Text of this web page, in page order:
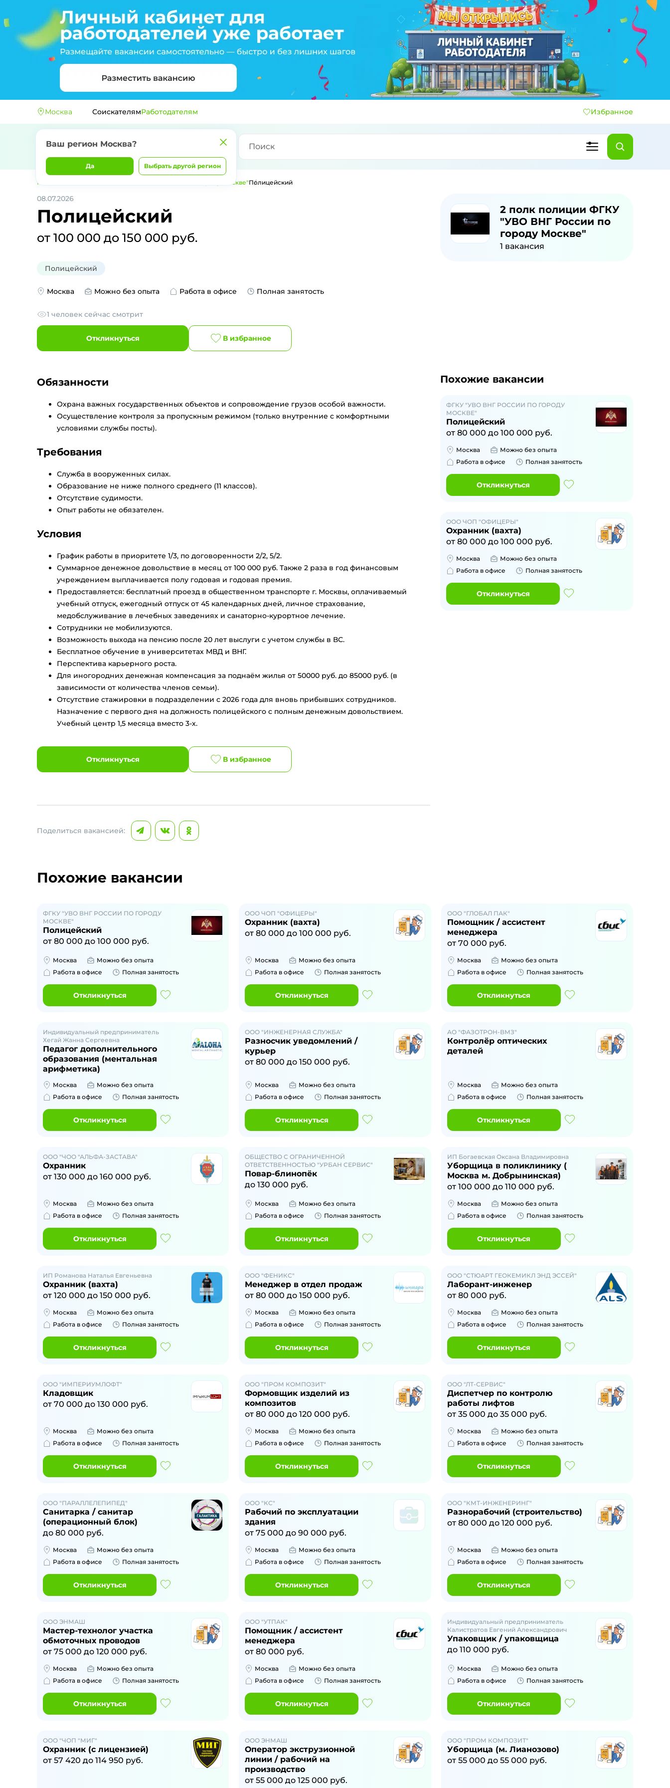
Москва
Ваш регион Москва?
Да Выбрать другой регион
СоискателямРаботодателям Избранное
Главная 2 полк полиции ФГКУ "УВО ВНГ России по городу Москве"Полицейский
08.07.2026
Полицейский
от 100 000 до 150 000 руб.
Полицейский
Москва Можно без опыта Работа в офисе Полная занятость
1 человек сейчас смотрит
Откликнуться В избранное
2 полк полиции ФГКУ
"УВО ВНГ России по
городу Москве"
1 вакансия
Обязанности
Охрана важных государственных объектов и сопровождение грузов особой важности.
Осуществление контроля за пропускным режимом (только внутренние с комфортными
условиями службы посты).
Требования
Служба в вооруженных силах.
Образование не ниже полного среднего (11 классов).
Отсутствие судимости.
Опыт работы не обязателен.
Условия
График работы в приоритете 1/3, по договоренности 2/2, 5/2.
Суммарное денежное довольствие в месяц от 100 000 руб. Также 2 раза в год финансовым
учреждением выплачивается полу годовая и годовая премия.
Предоставляется: бесплатный проезд в общественном транспорте г. Москвы, оплачиваемый
учебный отпуск, ежегодный отпуск от 45 календарных дней, личное страхование,
медобслуживание в лечебных заведениях и санаторно-курортное лечение.
Сотрудники не мобилизуются.
Возможность выхода на пенсию после 20 лет выслуги с учетом службы в ВС.
Бесплатное обучение в университетах МВД и ВНГ.
Перспектива карьерного роста.
Для иногородних денежная компенсация за поднаём жилья от 50000 руб. до 85000 руб. (в
зависимости от количества членов семьи).
Отсутствие стажировки в подразделении с 2026 года для вновь прибывших сотрудников.
Назначение с первого дня на должность полицейского с полным денежным довольствием.
Учебный центр 1,5 месяца вместо 3-х.
Откликнуться В избранное
Поделиться вакансией:
Похожие вакансии
ФГКУ "УВО ВНГ РОССИИ ПО ГОРОДУ
МОСКВЕ"
Полицейский
от 80 000 до 100 000 руб.
Москва
Можно без опыта
Работа в офисе
Полная занятость
Откликнуться
ООО ЧОП "ОФИЦЕРЫ"
Охранник (вахта)
от 80 000 до 100 000 руб.
Москва
Можно без опыта
Работа в офисе
Полная занятость
Откликнуться
Похожие вакансии
ФГКУ "УВО ВНГ РОССИИ ПО ГОРОДУ
МОСКВЕ"
Полицейский
от 80 000 до 100 000 руб.
Москва
Можно без опыта
Работа в офисе
Полная занятость
Откликнуться
ООО ЧОП "ОФИЦЕРЫ"
Охранник (вахта)
от80 000 до100 000 руб.
Москва
Можно без опыта
Работа в офисе
Полная занятость
Откликнуться
ООО "ГЛОБАЛ ПАК"
Помощник / ассистент
менеджера
от 70 000 руб.
Москва
Можно без опыта
Работа в офисе
Полная занятость
Откликнуться
Индивидуальный предприниматель
Хегай Жанна Сергеевна
Педагог дополнительного
образования (ментальная
арифметика)
Москва
Можно без опыта
Работа в офисе
Полная занятость
Откликнуться
ООО "ИНЖЕНЕРНАЯ СЛУЖБА"
Разносчик уведомлений /
курьер
от80 000 до150 000 руб.
Москва
Можно без опыта
Работа в офисе
Полная занятость
Откликнуться
АО "ФАЗОТРОН-ВМЗ"
Контролёр оптических
деталей
Москва
Можно без опыта
Работа в офисе
Полная занятость
Откликнуться
ООО "ЧОО "АЛЬФА-ЗАСТАВА"
Охранник
от 130 000 до 160 000 руб.
Москва
Можно без опыта
Работа в офисе
Полная занятость
Откликнуться
ОБЩЕСТВО С ОГРАНИЧЕННОЙ
ОТВЕТСТВЕННОСТЬЮ "УРБАН СЕРВИС"
Повар-блинопёк
до130 000 руб.
Москва
Можно без опыта
Работа в офисе
Полная занятость
Откликнуться
ИП Богаевская Оксана Владимировна
Уборщица в поликлинику (
Москва м. Добрынинская)
от 100 000 до 110 000 руб.
Москва
Можно без опыта
Работа в офисе
Полная занятость
Откликнуться
ИП Романова Наталья Евгеньевна
Охранник (вахта)
от 120 000 до 150 000 руб.
Москва
Можно без опыта
Работа в офисе
Полная занятость
Откликнуться
ООО "ФЕНИКС"
Менеджер в отдел продаж
от80 000 до150 000 руб.
Москва
Можно без опыта
Работа в офисе
Полная занятость
Откликнуться
ООО "СТЮАРТ ГЕОКЕМИКЛ ЭНД ЭССЕЙ"
Лаборант-инженер
от 80 000 руб.
Москва
Можно без опыта
Работа в офисе
Полная занятость
Откликнуться
ООО "ИМПЕРИУМЛОФТ"
Кладовщик
от 70 000 до 130 000 руб.
Москва
Можно без опыта
Работа в офисе
Полная занятость
Откликнуться
ООО "ПРОМ КОМПОЗИТ"
Формовщик изделий из
композитов
от80 000 до120 000 руб.
Москва
Можно без опыта
Работа в офисе
Полная занятость
Откликнуться
ООО "ЛТ-СЕРВИС"
Диспетчер по контролю
работы лифтов
от 35 000 до 35 000 руб.
Москва
Можно без опыта
Работа в офисе
Полная занятость
Откликнуться
ООО "ПАРАЛЛЕЛЕПИПЕД"
Санитарка / санитар
(операционный блок)
до 80 000 руб.
Москва
Можно без опыта
Работа в офисе
Полная занятость
Откликнуться
ООО "КС"
Рабочий по эксплуатации
здания
от75 000 до90 000 руб.
Москва
Можно без опыта
Работа в офисе
Полная занятость
Откликнуться
ООО "КМТ-ИНЖЕНЕРИНГ"
Разнорабочий (строительство)
от 80 000 до 120 000 руб.
Москва
Можно без опыта
Работа в офисе
Полная занятость
Откликнуться
ООО ЭНМАШ
Мастер-технолог участка
обмоточных проводов
от 75 000 до 120 000 руб.
Москва
Можно без опыта
Работа в офисе
Полная занятость
Откликнуться
ООО "УТПАК"
Помощник / ассистент
менеджера
от80 000 руб.
Москва
Можно без опыта
Работа в офисе
Полная занятость
Откликнуться
Индивидуальный предприниматель
Калистратов Евгений Александрович
Упаковщик / упаковщица
до 110 000 руб.
Москва
Можно без опыта
Работа в офисе
Полная занятость
Откликнуться
ООО "ЧОП "МИГ"
Охранник (с лицензией)
от 57 420 до 114 950 руб.
ООО ЭНМАШ
Оператор экструзионной
линии / рабочий на
производство
от55 000 до125 000 руб.
ООО "ПРОМ КОМПОЗИТ"
Уборщица (м. Лианозово)
от 55 000 до 55 000 руб.